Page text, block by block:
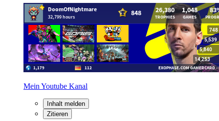
Mein Youtube Kanal
Inhalt melden
Zitieren